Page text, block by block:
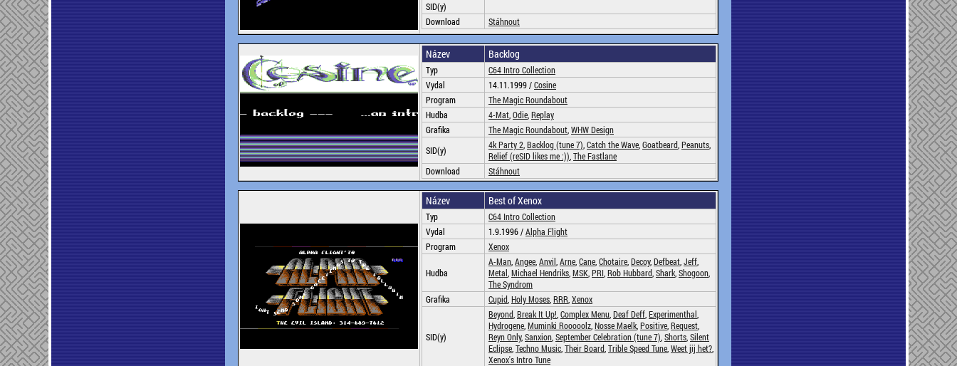
SID(y)
Download
Stáhnout
Název Backlog
Typ
C64 Intro Collection
Vydal
14.11.1999 /Cosine
Program
The Magic Roundabout
Hudba
4-Mat Odie Replay
Grafika
The Magic Roundabout WHW Design
SID(y)
4k Party 2 Backlog (tune 7) Catch the Wave Goatbeard Peanuts
Relief (reSID likes me :)) The Fastlane
Download
Stáhnout
Název Best of Xenox
Typ
C64 Intro Collection
Vydal
1.9.1996 /Alpha Flight
Program
Xenox
Hudba
A-Man Angee Anvil Arne Cane Chotaire Decoy, Defbeat Jeff
Metal Michael Hendriks MSK PRI Rob Hubbard Shark Shogoon
The Syndrom
Grafika
Cupid Holy Moses RRR Xenox
SID(y)
Beyond Break It Up! Complex Menu Deaf Deff Experimenthal
Hydrogene Muminki Rooooolz Nosse Maelk Positive Request
Reyn Only, Sanxion September Celebration (tune 7) Shorts Silent
Eclipse Techno Music Their Board Trible Speed Tune Weet jij het?
Xenox's Intro Tune